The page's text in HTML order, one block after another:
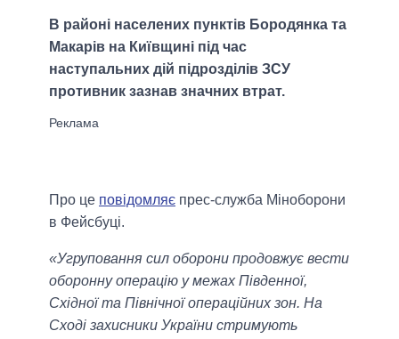
В районі населених пунктів Бородянка та
Макарів на Київщині під час
наступальних дій підрозділів ЗСУ
противник зазнав значних втрат.
Про це повідомляє прес-служба Міноборони
в Фейсбуці.
«Угруповання сил оборони продовжує вести
оборонну операцію у межах Південної,
Східної та Північної операційних зон. На
Сході захисники України стримують